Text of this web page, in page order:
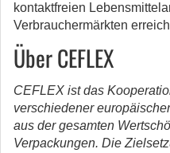
kontaktfreien
Verbrauchermärkten
Über CEFLEX
CEFLEX ist das
verschiedener
aus der gesamten
Verpackungen. Die